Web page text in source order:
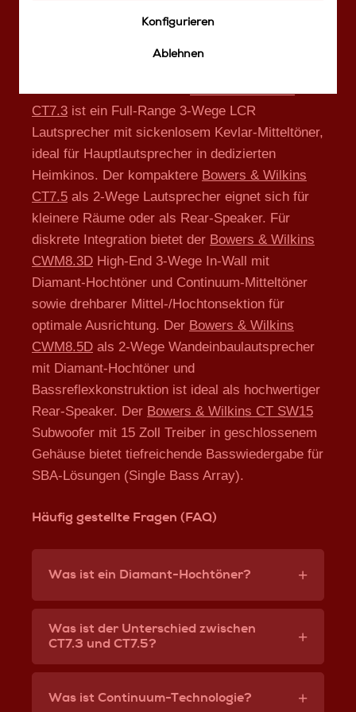
Hochtöner und drehbarer Mittel-/Hochtonsektion.
Unsere Bowers & Wilkins Auswahl umfasst
CT7.3 ist ein Full-Range 3-Wege LCR
Lautsprecher mit sickenlosem Kevlar-Mitteltöner,
ideal für Hauptlautsprecher in dedizierten
Heimkinos. Der kompaktere Bowers & Wilkins
CT7.5 als 2-Wege Lautsprecher eignet sich für
kleinere Räume oder als Rear-Speaker. Für
diskrete Integration bietet der Bowers & Wilkins
CWM8.3D High-End 3-Wege In-Wall mit
Diamant-Hochtöner und Continuum-Mitteltöner
sowie drehbarer Mittel-/Hochtonsektion für
optimale Ausrichtung. Der Bowers & Wilkins
CWM8.5D als 2-Wege Wandeinbaulautsprecher
mit Diamant-Hochtöner und
Bassreflexkonstruktion ist ideal als hochwertiger
Rear-Speaker. Der Bowers & Wilkins CT SW15
Subwoofer mit 15 Zoll Treiber in geschlossenem
Gehäuse bietet tiefreichende Basswiedergabe für
SBA-Lösungen (Single Bass Array).
Häufig gestellte Fragen (FAQ)
Was ist ein Diamant-Hochtöner?
Der Diamant-Hochtöner von Bowers & Wilkins
verwendet eine Kalotte aus synthetischem Diamant
– dem härtesten und steifsten Material der Welt.
damit verzerrungsfreie Hochtonwiedergabe ohne
Was ist der Unterschied zwischen
CT7.3 und CT7.5?
DerBowers & Wilkins CT7.3ist ein 3-Wege LCR
Mitteltöner für Full-Range-Fähigkeit und ideal für
Was ist Continuum-Technologie?
Konfigurieren
Ablehnen